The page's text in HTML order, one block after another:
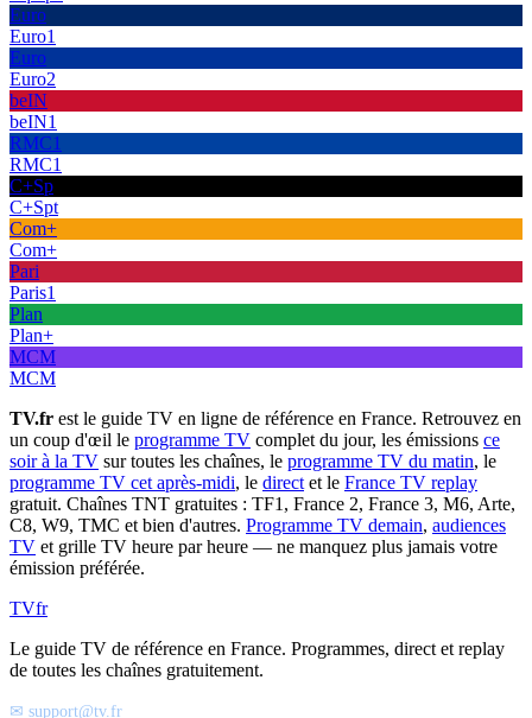
Euro
Euro1
Euro
Euro2
beIN
beIN1
RMC1
RMC1
C+Sp
C+Spt
Com+
Com+
Pari
Paris1
Plan
Plan+
MCM
MCM
TV.fr est le guide TV en ligne de référence en France. Retrouvez en
un coup d'œil le programme TV complet du jour, les émissions ce
soir à la TV sur toutes les chaînes, le programme TV du matin, le
programme TV cet après-midi, le direct et le France TV replay
gratuit. Chaînes TNT gratuites : TF1, France 2, France 3, M6, Arte,
C8, W9, TMC et bien d'autres. Programme TV demain, audiences
TV et grille TV heure par heure — ne manquez plus jamais votre
émission préférée.
TVfr
Le guide TV de référence en France. Programmes, direct et replay
de toutes les chaînes gratuitement.
✉ support@tv.fr